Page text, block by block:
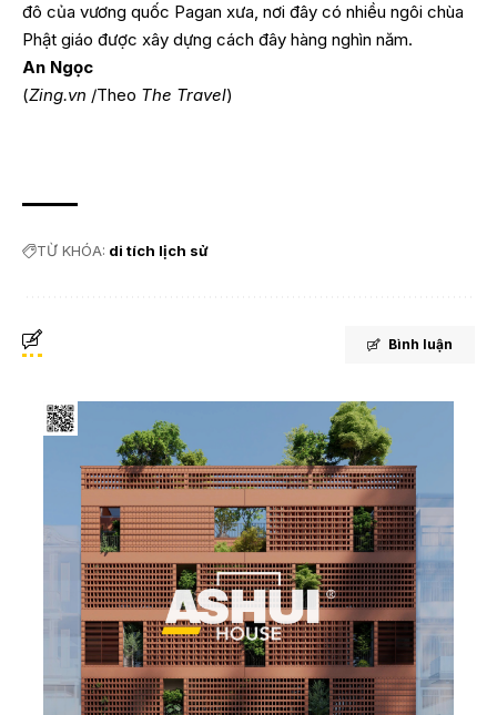
đô của vương quốc Pagan xưa, nơi đây có nhiều ngôi chùa
Phật giáo được xây dựng cách đây hàng nghìn năm.
An Ngọc
(Zing.vn /Theo The Travel)
TỪ KHÓA: di tích lịch sử
Bình luận